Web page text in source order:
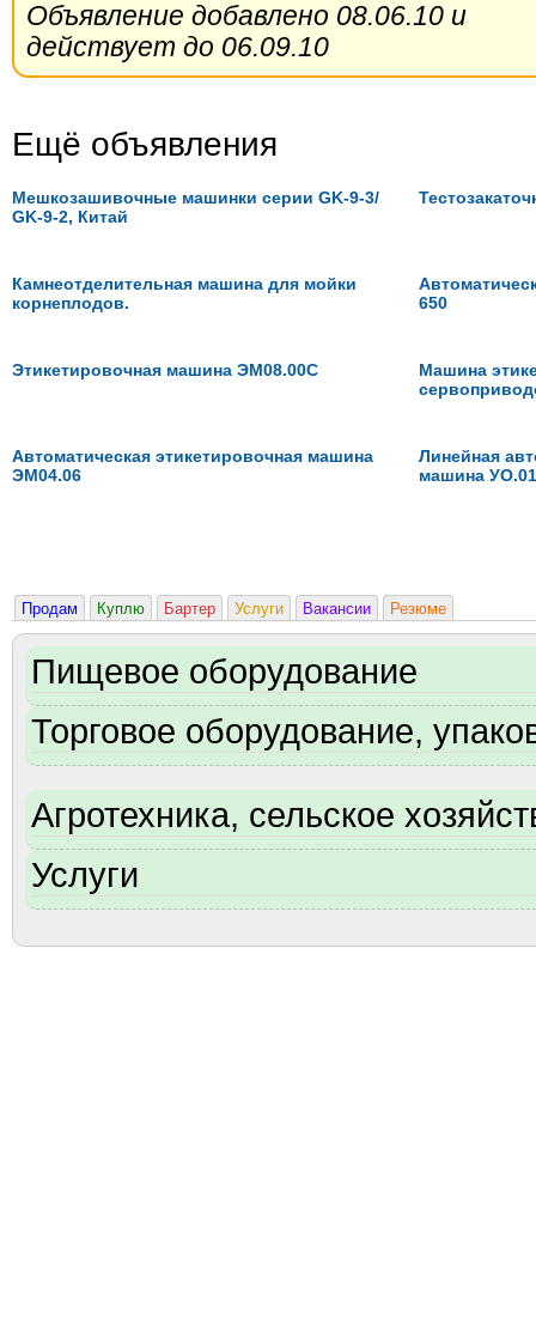
Объявление добавлено 08.06.10 и
действует до 06.09.10
Ещё объявления
Мешкозашивочные машинки серии GK-9-3/
GK-9-2, Китай
Камнеотделительная машина для мойки
корнеплодов.
650
Этикетировочная машина ЭМ08.00C
Машина
Автоматическая этикетировочная машина
ЭМ04.06
Линейная
машина
Продам Куплю Бартер Услуги Вакансии Резюме
Пищевое оборудование
Торговое оборудование,
Агротехника, сельское
Услуги